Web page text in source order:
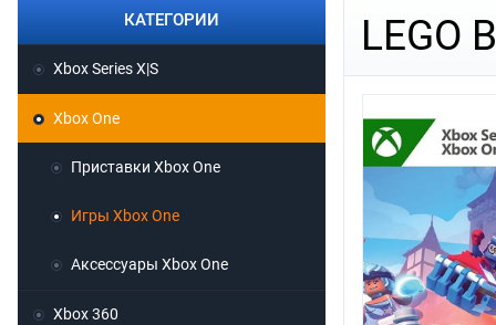
LEGO
КАТЕГОРИИ
Xbox Series X|S
Xbox One
Приставки Xbox One
Игры Xbox One
Аксессуары Xbox One
Xbox 360